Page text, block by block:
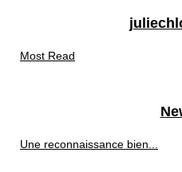
Most Read
Une reconnaissance bien...